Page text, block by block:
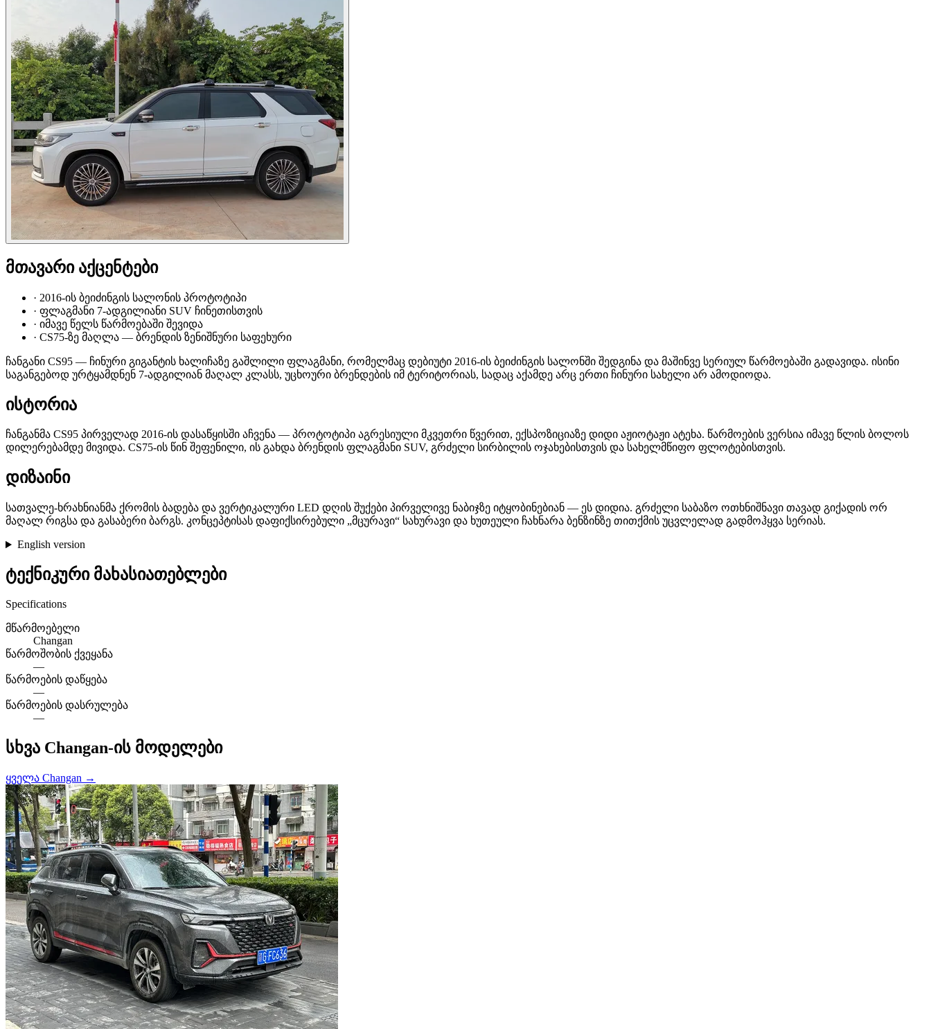
მთავარი აქცენტები
· 2016-ის ბეიძინგის სალონის პროტოტიპი
· ფლაგმანი 7-ადგილიანი SUV ჩინეთისთვის
· იმავე წელს წარმოებაში შევიდა
· CS75-ზე მაღლა — ბრენდის ზენიშნური საფეხური
ჩანგანი CS95 — ჩინური გიგანტის ხალიჩაზე გაშლილი ფლაგმანი, რომელმაც დებიუტი 2016-ის ბეიძინგის სალონში შედგინა და მაშინვე სერიულ წარმოებაში გადავიდა. ისინი
საგანგებოდ ურტყამდნენ 7-ადგილიან მაღალ კლასს, უცხოური ბრენდების იმ ტერიტორიას, სადაც აქამდე არც ერთი ჩინური სახელი არ ამოდიოდა.
ისტორია
ჩანგანმა CS95 პირველად 2016-ის დასაწყისში აჩვენა — პროტოტიპი აგრესიული მკვეთრი წვერით, ექსპოზიციაზე დიდი აჟიოტაჟი ატეხა. წარმოების ვერსია იმავე წლის ბოლოს
დილერებამდე მივიდა. CS75-ის წინ შეფენილი, ის გახდა ბრენდის ფლაგმანი SUV, გრძელი სირბილის ოჯახებისთვის და სახელმწიფო ფლოტებისთვის.
დიზაინი
სათვალე-ხრახნიანმა ქრომის ბადება და ვერტიკალური LED დღის შუქები პირველივე ნაბიჯზე იტყობინებიან — ეს დიდია. გრძელი საბაზო ოთხნიშნავი თავად გიქადის ორ
მაღალ რიგსა და გასაბერი ბარგს. კონცეპტისას დაფიქსირებული „მცურავი“ სახურავი და ხუთეული ჩახნარა ბენზინზე თითქმის უცვლელად გადმოჰყვა სერიას.
English version
ტექნიკური მახასიათებლები
Specifications
მწარმოებელი
Changan
წარმოშობის ქვეყანა
—
წარმოების დაწყება
—
წარმოების დასრულება
—
სხვა Changan-ის მოდელები
ყველა Changan →